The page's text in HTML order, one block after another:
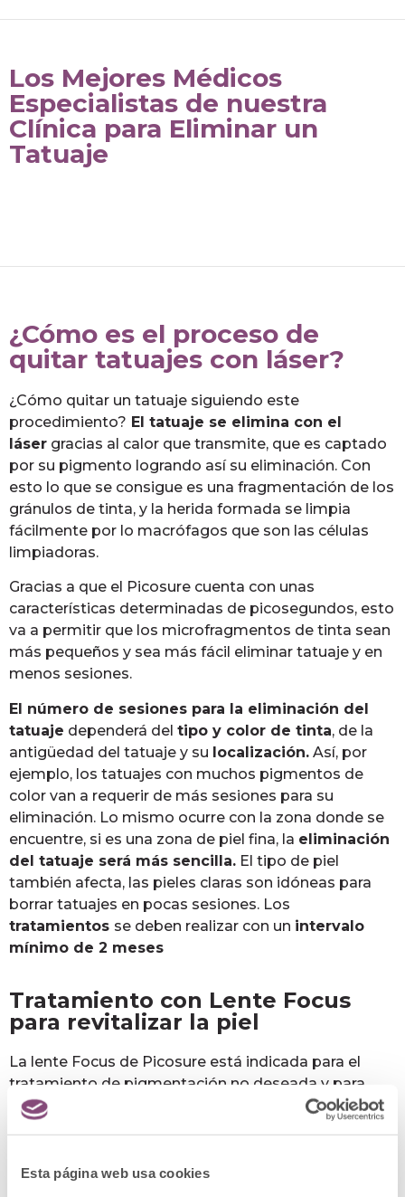
Esta página web usa cookies
Los Mejores Médicos
Especialistas de nuestra
Clínica para Eliminar un
Tatuaje
¿Cómo es el proceso de
quitar tatuajes con láser?
¿Cómo quitar un tatuaje siguiendo este
procedimiento? El tatuaje se elimina con el
láser gracias al calor que transmite, que es captado
por su pigmento logrando así su eliminación. Con
esto lo que se consigue es una fragmentación de los
gránulos de tinta, y la herida formada se limpia
fácilmente por lo macrófagos que son las células
limpiadoras.
Gracias a que el Picosure cuenta con unas
características determinadas de picosegundos, esto
va a permitir que los microfragmentos de tinta sean
más pequeños y sea más fácil eliminar tatuaje y en
menos sesiones.
El número de sesiones para la eliminación del
tatuaje dependerá del tipo y color de tinta, de la
antigüedad del tatuaje y su localización. Así, por
ejemplo, los tatuajes con muchos pigmentos de
color van a requerir de más sesiones para su
eliminación. Lo mismo ocurre con la zona donde se
encuentre, si es una zona de piel fina, la eliminación
del tatuaje será más sencilla. El tipo de piel
también afecta, las pieles claras son idóneas para
borrar tatuajes en pocas sesiones. Los
tratamientos se deben realizar con un intervalo
mínimo de 2 meses
Tratamiento con Lente Focus
para revitalizar la piel
La lente Focus de Picosure está indicada para el
tratamiento de pigmentación no deseada y para
suavizar las arrugas y marcas de acné. Focus está
segura con energías altas. Se puede utilizar en varias